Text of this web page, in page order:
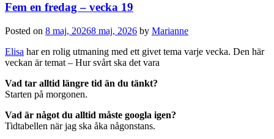
Fem en fredag – vecka 19
Posted on 8 maj, 20268 maj, 2026 by Marianne
Elisa har en rolig utmaning med ett givet tema varje vecka. Den här
veckan är temat – Hur svårt ska det vara
Vad tar alltid längre tid än du tänkt?
Starten på morgonen.
Vad är något du alltid måste googla igen?
Tidtabellen när jag ska åka någonstans.